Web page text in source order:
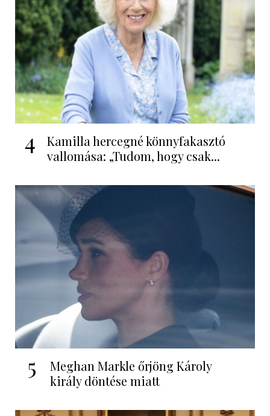
4
Kamilla hercegné könnyfakasztó
vallomása: „Tudom, hogy csak...
5
Meghan Markle őrjöng Károly
király döntése miatt